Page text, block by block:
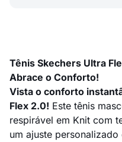
Tênis Skechers Ultra
Abrace o Conforto!
Vista o conforto
Flex 2.0! Este tênis
respirável em Knit com
um ajuste